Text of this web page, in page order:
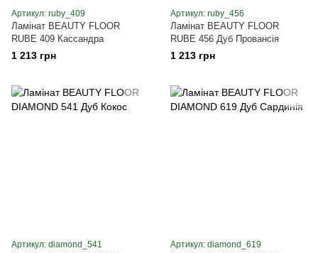
Артикул: ruby_409
Ламінат BEAUTY FLOOR
RUBE 409 Кассандра
1 213 грн
Артикул: ruby_456
Ламінат BEAUTY FLOOR
RUBE 456 Дуб Провансія
1 213 грн
Артикул: diamond_541 Артикул: diamond_619